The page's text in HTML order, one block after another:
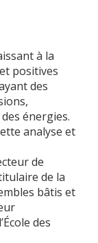
à la
positives
des
énergies.
analyse et
de
de la
bâtis et
des